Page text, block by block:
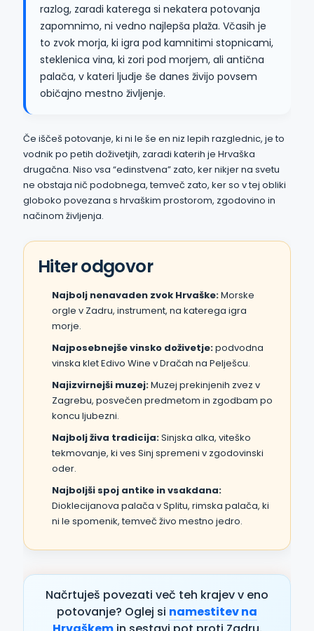
razlog, zaradi katerega si nekatera potovanja
zapomnimo, ni vedno najlepša plaža. Včasih je
to zvok morja, ki igra pod kamnitimi stopnicami,
steklenica vina, ki zori pod morjem, ali antična
palača, v kateri ljudje še danes živijo povsem
običajno mestno življenje.
Če iščeš potovanje, ki ni le še en niz lepih razglednic, je to
vodnik po petih doživetjih, zaradi katerih je Hrvaška
drugačna. Niso vsa “edinstvena” zato, ker nikjer na svetu
ne obstaja nič podobnega, temveč zato, ker so v tej obliki
globoko povezana s hrvaškim prostorom, zgodovino in
načinom življenja.
Hiter odgovor
Najbolj nenavaden zvok Hrvaške:Morske
orgle v Zadru, instrument, na katerega igra
morje.
Najposebnejše vinsko doživetje:podvodna
vinska klet Edivo Wine v Dračah na Pelješcu.
Najizvirnejši muzej:Muzej prekinjenih zvez v
Zagrebu, posvečen predmetom in zgodbam po
koncu ljubezni.
Najbolj živa tradicija:Sinjska alka, viteško
tekmovanje, ki ves Sinj spremeni v zgodovinski
oder.
Najboljši spoj antike in vsakdana:
Dioklecijanova palača v Splitu, rimska palača, ki
ni le spomenik, temveč živo mestno jedro.
Načrtuješ povezati več teh krajev v eno
potovanje? Oglej si namestitev na